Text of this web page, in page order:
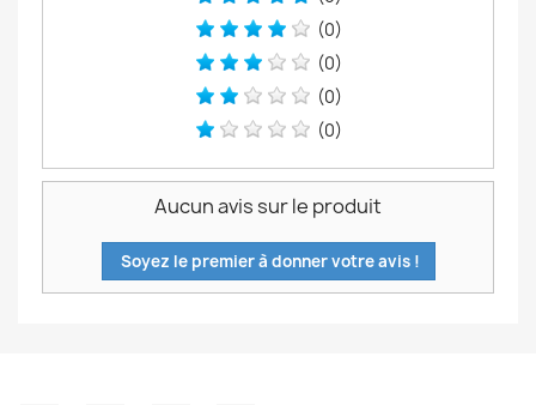
(0)
(0)
(0)
(0)
Aucun avis sur le produit
Soyez le premier à donner votre avis !